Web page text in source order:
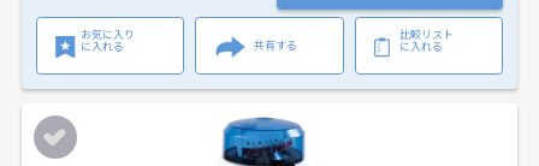
お気に入り
に入れる
共有する
比較リスト
に入れる